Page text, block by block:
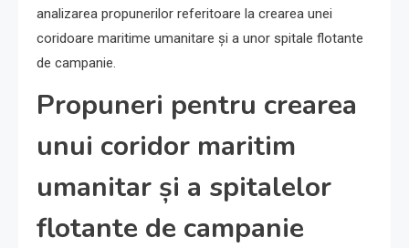
analizarea propunerilor referitoare la crearea unei
coridoare maritime umanitare și a unor spitale flotante
de campanie.
Propuneri pentru crearea
unui coridor maritim
umanitar și a spitalelor
flotante de campanie